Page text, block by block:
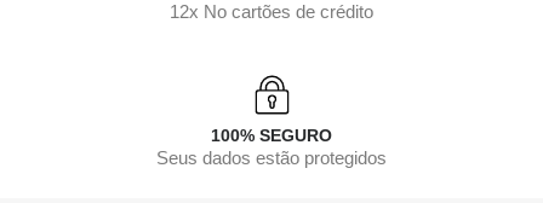
12x No cartões de crédito
100% SEGURO
Seus dados estão protegidos